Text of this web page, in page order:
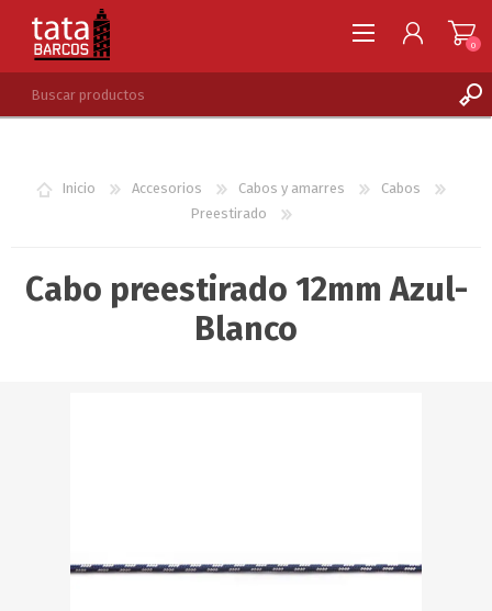
LISTA DE DESEOS
0
Inicio Accesorios Cabos y amarres
Cabos
Preestirado
Cabo preestirado 12mm Azul-
Blanco